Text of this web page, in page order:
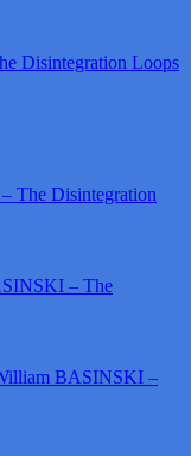
Disintegration Loops
The Disintegration
– The
BASINSKI –